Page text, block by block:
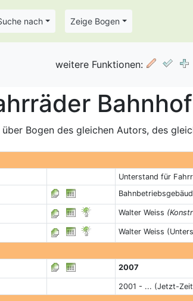
nach Zeige Bogen
weitere Funktionen:
Bogen des gleichen Autors, des
Unterstand für
Walter Weiss
Walter Weiss
2007
2001 - ... (Jetzt-